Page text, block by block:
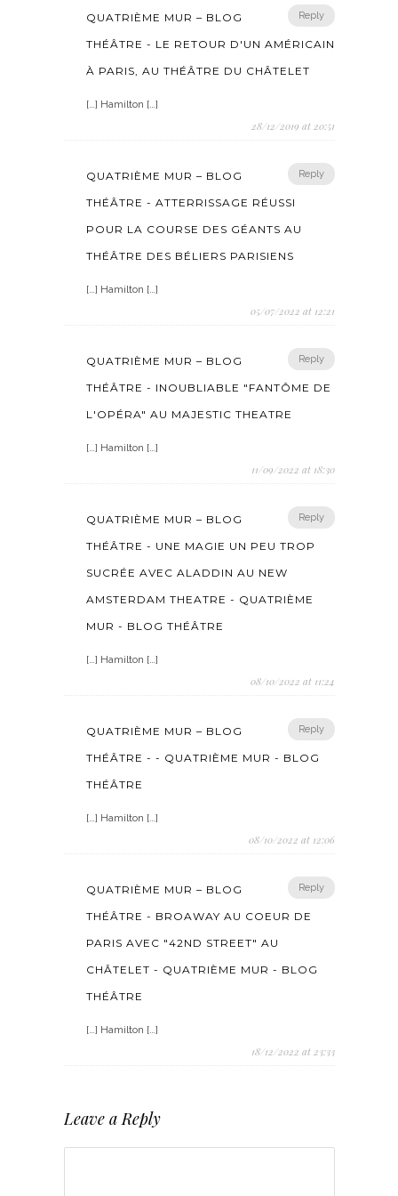
Reply
QUATRIÈME MUR – BLOG
THÉÂTRE - LE RETOUR D'UN AMÉRICAIN
À PARIS, AU THÉÂTRE DU CHÂTELET
[…] Hamilton […]
28/12/2019 at 20:51
Reply
QUATRIÈME MUR – BLOG
THÉÂTRE - ATTERRISSAGE RÉUSSI
POUR LA COURSE DES GÉANTS AU
THÉÂTRE DES BÉLIERS PARISIENS
[…] Hamilton […]
05/07/2022 at 12:21
Reply
QUATRIÈME MUR – BLOG
THÉÂTRE - INOUBLIABLE "FANTÔME DE
L'OPÉRA" AU MAJESTIC THEATRE
[…] Hamilton […]
11/09/2022 at 18:30
Reply
QUATRIÈME MUR – BLOG
THÉÂTRE - UNE MAGIE UN PEU TROP
SUCRÉE AVEC ALADDIN AU NEW
AMSTERDAM THEATRE - QUATRIÈME
MUR - BLOG THÉÂTRE
[…] Hamilton […]
08/10/2022 at 11:24
Reply
QUATRIÈME MUR – BLOG
THÉÂTRE - - QUATRIÈME MUR - BLOG
THÉÂTRE
[…] Hamilton […]
08/10/2022 at 12:06
Reply
QUATRIÈME MUR – BLOG
THÉÂTRE - BROAWAY AU COEUR DE
PARIS AVEC "42ND STREET" AU
CHÂTELET - QUATRIÈME MUR - BLOG
THÉÂTRE
[…] Hamilton […]
18/12/2022 at 23:33
Leave a Reply